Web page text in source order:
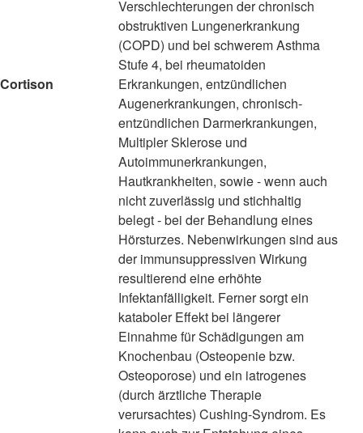
Cortison
Verschlechterungen der chronisch
obstruktiven Lungenerkrankung
(COPD) und bei schwerem Asthma
Stufe 4, bei rheumatoiden
Erkrankungen, entzündlichen
Augenerkrankungen, chronisch-
entzündlichen Darmerkrankungen,
Multipler Sklerose und
Autoimmunerkrankungen,
Hautkrankheiten, sowie - wenn auch
nicht zuverlässig und stichhaltig
belegt - bei der Behandlung eines
Hörsturzes. Nebenwirkungen sind aus
der immunsuppressiven Wirkung
resultierend eine erhöhte
Infektanfälligkeit. Ferner sorgt ein
kataboler Effekt bei längerer
Einnahme für Schädigungen am
Knochenbau (Osteopenie bzw.
Osteoporose) und ein iatrogenes
(durch ärztliche Therapie
verursachtes) Cushing-Syndrom. Es